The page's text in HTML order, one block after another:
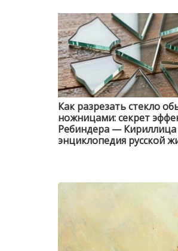
Как разрезать стекло
ножницами: секрет
Ребиндера —
энциклопедия русской